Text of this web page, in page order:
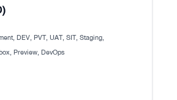
DEV, PVT, UAT, SIT, Staging,
Preview, DevOps